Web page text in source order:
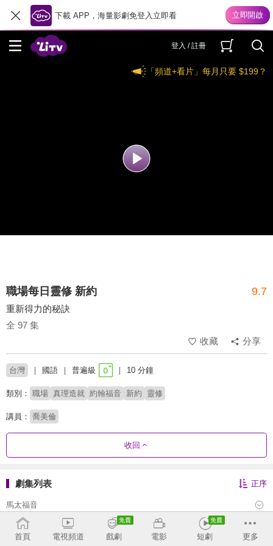
下載 APP，海量影劇免登入立即看
登入 / 註冊
「頻道+看片」每月只要 $199？
職場每日靈修 新約 9.7
重新得力的秘訣
全 97 集
收藏
分享
台灣 國語 普遍級 10 分鐘
類別： 職場 真理造就 約翰福音 新約 靈修
講員： 喬美倫
收回
劇集列表 正序
馬太福音
馬可福音
首頁 電視頻道 戲劇 電影 短劇 更多